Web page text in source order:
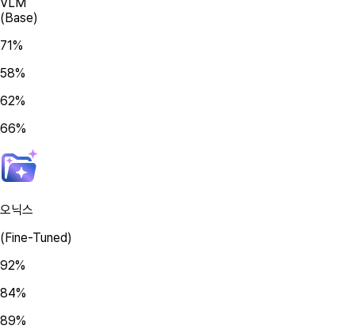
VLM
(Base)
71%
58%
62%
66%
오닉스
(Fine-Tuned)
92%
84%
89%